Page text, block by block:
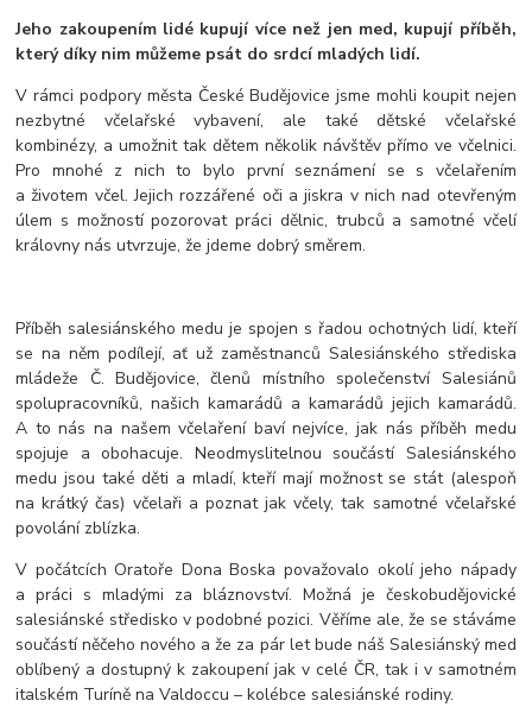
Jeho zakoupením lidé kupují více než jen med, kupují příběh,
který díky nim můžeme psát do srdcí mladých lidí.
V rámci podpory města České Budějovice jsme mohli koupit nejen
nezbytné včelařské vybavení, ale také dětské včelařské
kombinézy, a umožnit tak dětem několik návštěv přímo ve včelnici.
Pro mnohé z nich to bylo první seznámení se s včelařením
a životem včel. Jejich rozzářené oči a jiskra v nich nad otevřeným
úlem s možností pozorovat práci dělnic, trubců a samotné včelí
královny nás utvrzuje, že jdeme dobrý směrem.
Příběh salesiánského medu je spojen s řadou ochotných lidí, kteří
se na něm podílejí, ať už zaměstnanců Salesiánského střediska
mládeže Č. Budějovice, členů místního společenství Salesiánů
spolupracovníků, našich kamarádů a kamarádů jejich kamarádů.
A to nás na našem včelaření baví nejvíce, jak nás příběh medu
spojuje a obohacuje. Neodmyslitelnou součástí Salesiánského
medu jsou také děti a mladí, kteří mají možnost se stát (alespoň
na krátký čas) včelaři a poznat jak včely, tak samotné včelařské
povolání zblízka.
V počátcích Oratoře Dona Boska považovalo okolí jeho nápady
a práci s mladými za bláznovství. Možná je českobudějovické
salesiánské středisko v podobné pozici. Věříme ale, že se stáváme
součástí něčeho nového aže za pár let bude náš Salesiánský med
oblíbený a dostupný k zakoupení jak v celé ČR, tak i v samotném
italském Turíně na Valdoccu – kolébce salesiánské rodiny.